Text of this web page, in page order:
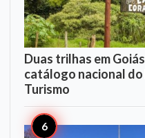
Duas trilhas em
catálogo nacional
Turismo